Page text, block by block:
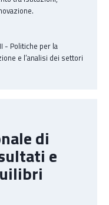
- Politiche per la
e l’analisi dei settori
di
e